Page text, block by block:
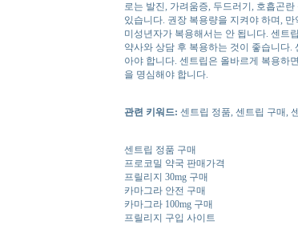
로는 발진, 가려움증, 두드러기, 호흡곤
있습니다. 권장 복용량을 지켜야 하며,
미성년자가 복용해서는 안 됩니다. 센트
약사와 상담 후 복용하는 것이 좋습니다
아야 합니다. 센트립은 올바르게 복용하
을 명심해야 합니다.
관련 키워드: 센트립 정품, 센트립 구매,
센트립 정품 구매
프로코밀 약국 판매가격
프릴리지 30mg 구매
카마그라 안전 구매
카마그라 100mg 구매
프릴리지 구입 사이트